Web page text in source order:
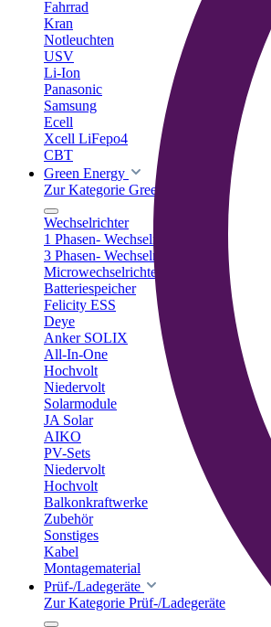
Fahrrad
Kran
Notleuchten
USV
Li-Ion
Panasonic
Samsung
Ecell
Xcell LiFepo4
CBT
Green Energy
Zur Kategorie Green Energy
Wechselrichter
1 Phasen- Wechselrichter
3 Phasen- Wechselrichter
Microwechselrichter
Batteriespeicher
Felicity ESS
Deye
Anker SOLIX
All-In-One
Hochvolt
Niedervolt
Solarmodule
JA Solar
AIKO
PV-Sets
Niedervolt
Hochvolt
Balkonkraftwerke
Zubehör
Sonstiges
Kabel
Montagematerial
Prüf-/Ladegeräte
Zur Kategorie Prüf-/Ladegeräte